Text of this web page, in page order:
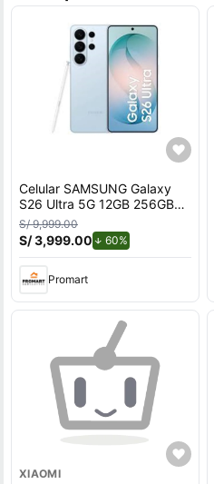
Celular SAMSUNG Galaxy
S26 Ultra 5G 12GB 256GB
Azul
S/ 9,999.00
S/ 3,999.00 60%
Promart
XIAOMI